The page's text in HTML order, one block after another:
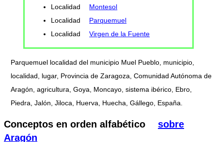
Localidad
Montesol
Localidad
Parquemuel
Localidad
Virgen de la Fuente
Parquemuel localidad del municipio Muel Pueblo, municipio,
localidad, lugar, Provincia de Zaragoza, Comunidad Autónoma de
Aragón, agricultura, Goya, Moncayo, sistema ibérico, Ebro,
Piedra, Jalón, Jiloca, Huerva, Huecha, Gállego, España.
Conceptos en orden alfabético
sobre
Aragón